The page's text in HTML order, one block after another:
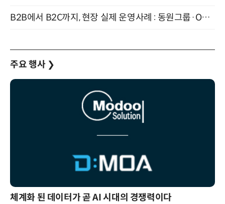
B2B에서 B2C까지, 현장 실제 운영사례 : 동원그룹·OCI·다이닝브랜즈그룹·당근 (8/27)
주요 행사 ❯
체계화 된 데이터가 곧 AI 시대의 경쟁력이다